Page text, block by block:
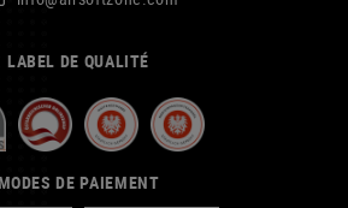
LABEL DE QUALITÉ
DE PAIEMENT